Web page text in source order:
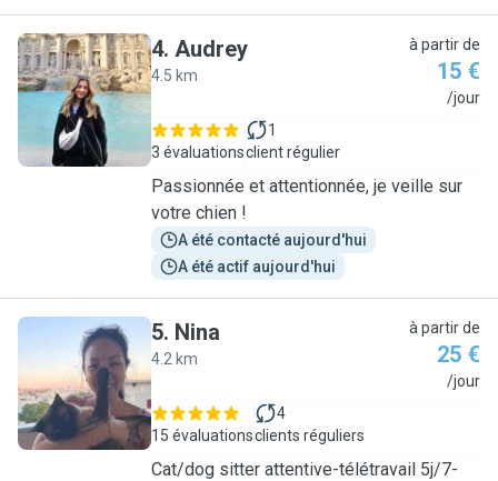
A
4. Audrey
4.5 km
à partir de
15 €
/jour
3 évaluations
1
client régulier
Passionnée et attentionnée, je veille sur
votre chien !
A été contacté aujourd'hui
A été actif aujourd'hui
N
5. Nina
4.2 km
à partir de
25 €
/jour
15 évaluations
4
clients réguliers
Cat/dog sitter attentive-télétravail 5j/7-